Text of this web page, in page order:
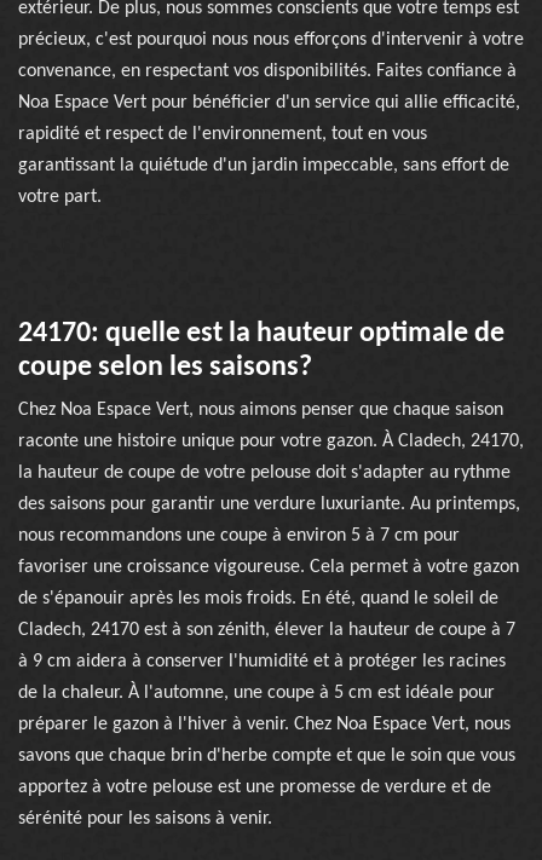
extérieur. De plus, nous sommes conscients que votre temps est
précieux, c'est pourquoi nous nous efforçons d'intervenir à votre
convenance, en respectant vos disponibilités. Faites confiance à
Noa Espace Vert pour bénéficier d'un service qui allie efficacité,
rapidité et respect de l'environnement, tout en vous
garantissant la quiétude d'un jardin impeccable, sans effort de
votre part.
24170: quelle est la hauteur optimale de
coupe selon les saisons?
Chez Noa Espace Vert, nous aimons penser que chaque saison
raconte une histoire unique pour votre gazon. À Cladech, 24170,
la hauteur de coupe de votre pelouse doit s'adapter au rythme
des saisons pour garantir une verdure luxuriante. Au printemps,
nous recommandons une coupe à environ 5 à 7 cm pour
favoriser une croissance vigoureuse. Cela permet à votre gazon
de s'épanouir après les mois froids. En été, quand le soleil de
Cladech, 24170 est à son zénith, élever la hauteur de coupe à 7
à 9 cm aidera à conserver l'humidité et à protéger les racines
de la chaleur. À l'automne, une coupe à 5 cm est idéale pour
préparer le gazon à l'hiver à venir. Chez Noa Espace Vert, nous
savons que chaque brin d'herbe compte et que le soin que vous
apportez à votre pelouse est une promesse de verdure et de
sérénité pour les saisons à venir.